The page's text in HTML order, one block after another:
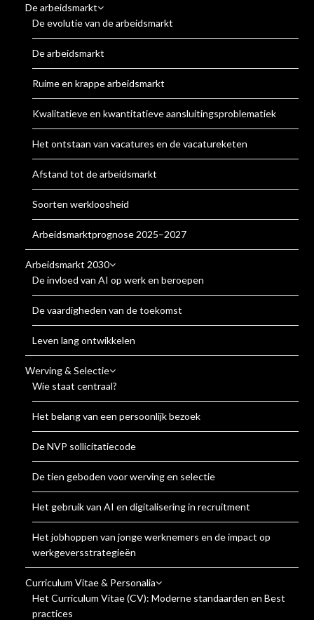
De arbeidsmarkt
De evolutie van de arbeidsmarkt
De arbeidsmarkt
Ruime en krappe arbeidsmarkt
Kwalitatieve en kwantitatieve aansluitingsproblematiek
Het ontstaan van vacatures en de vacatureketen
Afstand tot de arbeidsmarkt
Soorten werkloosheid
Arbeidsmarktprognose 2025–2027
Arbeidsmarkt 2030
De invloed van AI op werk en beroepen
De vaardigheden van de toekomst
Leven lang ontwikkelen
Werving & Selectie
Wie staat centraal?
Het belang van een persoonlijk bezoek
De NVP sollicitatiecode
De tien geboden voor werving en selectie
Het gebruik van AI en digitalisering in recruitment
Het jobhoppen van jonge werknemers en de impact op
werkgeversstrategieën
Curriculum Vitae & Personalia
Het Curriculum Vitae (CV): Moderne standaarden en Best
practices